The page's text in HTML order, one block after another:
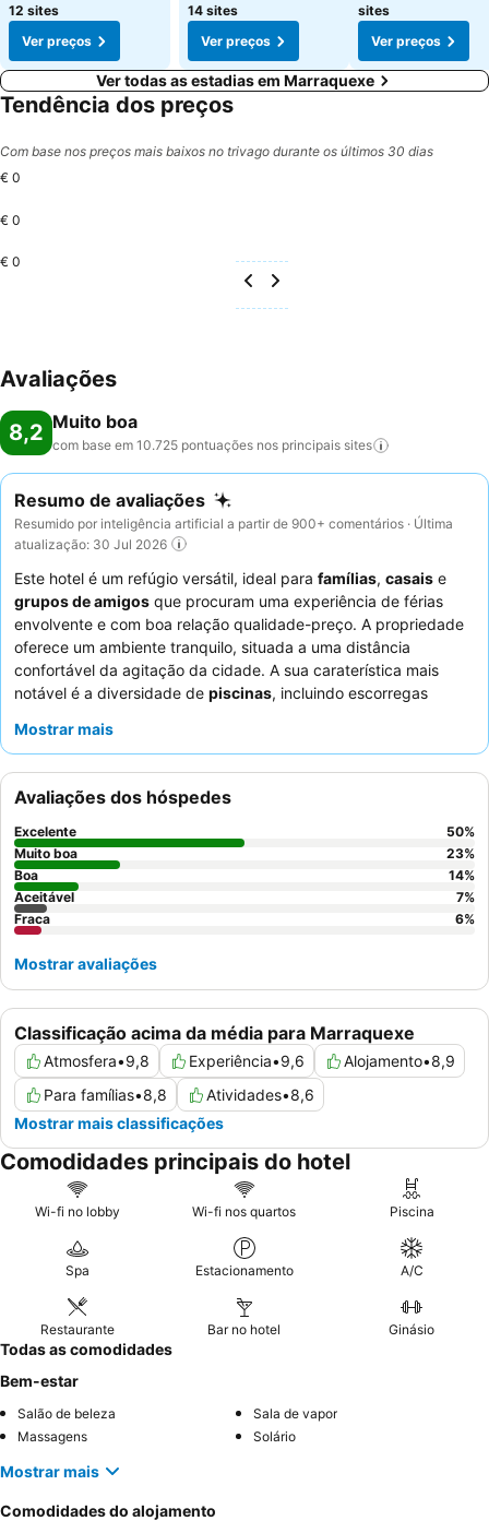
12 sites
Ver preços
14 sites
Ver preços
sites
Ver preços
Ver todas as estadias em Marraquexe
Tendência dos preços
Com base nos preços mais baixos no trivago durante os últimos 30 dias
€ 0
€ 0
€ 0
Avaliações
8,2 Muito boa
com base em 10.725 pontuações nos principais sites
Resumo de avaliações
Resumido por inteligência artificial a partir de 900+ comentários · Última
atualização: 30 Jul 2026
Este hotel é um refúgio versátil, ideal para famílias, casais e
grupos de amigos que procuram uma experiência de férias
envolvente e com boa relação qualidade-preço. A propriedade
oferece um ambiente tranquilo, situada a uma distância
confortável da agitação da cidade. A sua caraterística mais
notável é a diversidade de piscinas, incluindo escorregas
hóspedes elogiam consistentemente o
envolvente e as opções frescas disponíveis no buffet de
pequeno-almoço. Para uma experiência mais tranquila, os
hóspedes podem considerar solicitar um quarto virado para os
jardins.
Mostrar mais
Classificação acima da média para Marraquexe
Atmosfera•9,8 Experiência•9,6 Alojamento•8,9
Para famílias•8,8 Atividades•8,6
Mostrar mais classificações
Avaliações dos hóspedes
Excelente 50%
Muito boa
23%
Boa
14%
Aceitável
7%
Fraca
6%
Mostrar avaliações
Comodidades principais do hotel
Wi-fi no lobby Wi-fi nos quartos Piscina
Spa Estacionamento A/C
Restaurante Bar no hotel Ginásio
Todas as comodidades
Bem-estar
Salão de beleza
Sala de vapor
Massagens
Solário
Mostrar mais
Comodidades do alojamento